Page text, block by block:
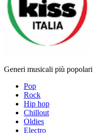
Generi musicali più popolari
Pop
Rock
Hip hop
Chillout
Oldies
Electro